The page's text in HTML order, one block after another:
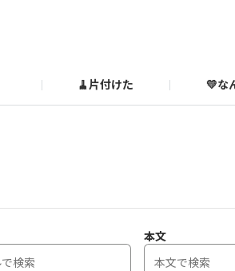
🧹片付けた 💛な
本文